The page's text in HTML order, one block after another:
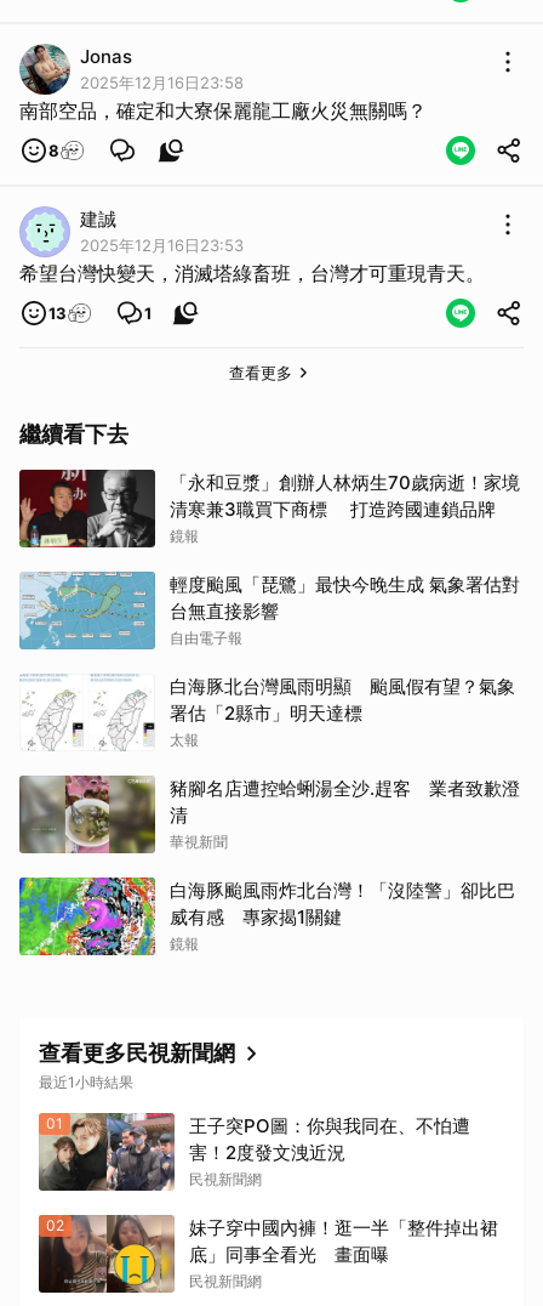
Jonas
2025年12月16日23:58
南部空品，確定和大寮保麗龍工廠火災無關嗎？
8
建誠
2025年12月16日23:53
希望台灣快變天，消滅塔綠畜班，台灣才可重現青天。
13 1
查看更多
繼續看下去
「永和豆漿」創辦人林炳生70歲病逝！家境
清寒兼3職買下商標 打造跨國連鎖品牌
鏡報
輕度颱風「琵鷺」最快今晚生成 氣象署估對
台無直接影響
自由電子報
白海豚北台灣風雨明顯 颱風假有望？氣象
署估「2縣市」明天達標
太報
豬腳名店遭控蛤蜊湯全沙.趕客 業者致歉澄
清
華視新聞
白海豚颱風雨炸北台灣！「沒陸警」卻比巴
威有感 專家揭1關鍵
鏡報
查看更多民視新聞網
最近1小時結果
01
王子突PO圖：你與我同在、不怕遭
害！2度發文洩近況
民視新聞網
02
妹子穿中國內褲！逛一半「整件掉出裙
底」同事全看光 畫面曝
民視新聞網